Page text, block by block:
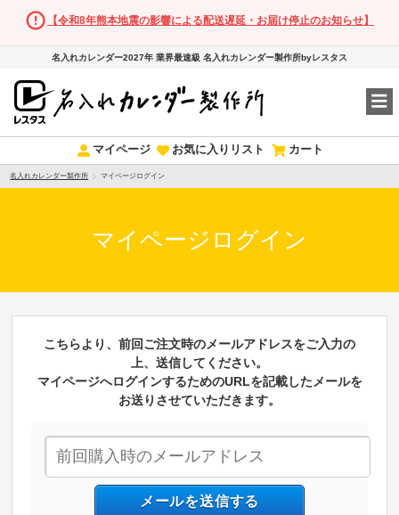
【令和8年熊本地震の影響による配送遅延・お届け停止のお知らせ】
名入れカレンダー2027年 業界最速級 名入れカレンダー製作所byレスタス
マイページ お気に入りリスト カート
名入れカレンダー製作所 マイページログイン
マイページログイン
こちらより、前回ご注文時のメールアドレスをご入力の
上、送信してください。
マイページへログインするためのURLを記載したメールを
お送りさせていただきます。